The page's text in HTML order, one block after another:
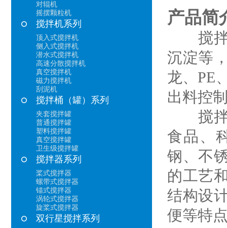
对辊机
摇摆颗粒机
搅拌机系列
顶入式搅拌机
侧入式搅拌机
潜水式搅拌机
高速分散搅拌机
真空搅拌机
磁力搅拌机
刮泥机
搅拌桶（罐）系列
夹套搅拌罐
普通搅拌罐
塑料搅拌罐
真空搅拌罐
卫生级搅拌罐
搅拌器系列
桨式搅拌器
螺带式搅拌器
锚式搅拌器
涡轮式搅拌器
旋桨式搅拌器
双行星搅拌系列
产品简
搅拌
沉淀等
龙、PE
出料控
搅拌
食品、
钢、不
的工艺
结构设
便等特